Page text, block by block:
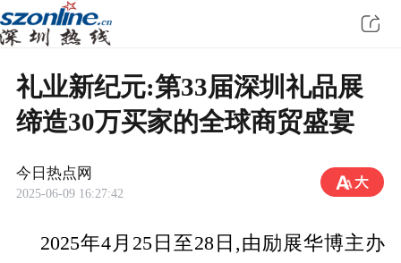
礼业新纪元:第33届深圳礼品展
缔造30万买家的全球商贸盛宴
今日热点网
2025-06-09 16:27:42
2025年4月25日至28日,由励展华博主办